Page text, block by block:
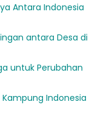
Antara Indonesia
antara Desa di
untuk Perubahan
Kampung Indonesia